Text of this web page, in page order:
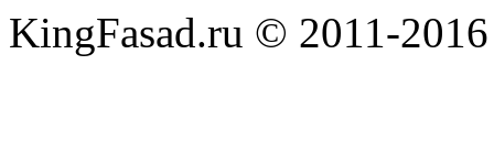
KingFasad.ru © 2011-2016